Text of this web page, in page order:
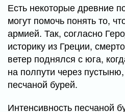
Есть некоторые древние
могут помочь понять то,
армией. Так, согласно
историку из Греции,
ветер поднялся с юга,
на полпути через
песчаной бурей.
Интенсивность песчаной